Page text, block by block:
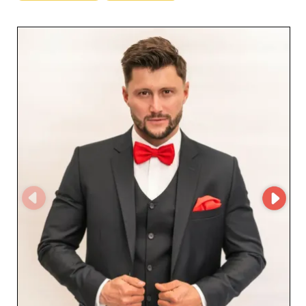
sophistiquées. Que ce soit pour un mariage ou toute
autre cérémonie, leurs produits garantissent une allure
irréprochable et un confort optimal pour chaque
Grupa sont conçues pour allier style et durabilité, un
atout majeur pour les revendeurs souhaitant offrir à
leurs clients des produits à la fois esthétiques et
robustes. Grâce à un soin particulier apporté aux
matériaux et aux finitions, chaque paire est un gage de
MicroStore par Aljeka Grupa facilite la gestion des
commandes et offre une expérience d'achat fluide et
sécurisée pour ses partenaires. Cette technologie
avancée permet aux revendeurs d'accéder à un
catalogue en ligne constamment mis à jour, garantissant
une réactivité optimale aux tendances et aux demandes
du marché. Faire appel à Aljeka Grupa, c'est opter pour
un grossiste fiable qui place la satisfaction de ses clients
au cœur de son activité. Grâce à leur excellence
opérationnelle et leur compréhension des besoins des
revendeurs, Aljeka Grupa s'affirme comme un choix
incontournable pour ceux qui souhaitent enrichir leur
offre avec des produits prestigieux pour hommes.
Rejoignez le réseau de partenaires Aljeka Grupa et
bénéficiez des avantages d'une collaboration fructueuse
et durable.